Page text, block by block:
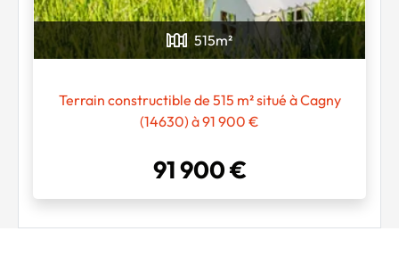
Chargement...
515m²
Terrain constructible de 515 m² situé à Cagny
(14630) à 91 900 €
91 900 €